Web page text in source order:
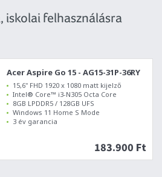
felhasználásra
Acer Aspire Go 15 - AG15-31P-36RY
15,6" FHD 1920 x 1080 matt kijelző
Intel® Core™ i3-N305 Octa Core
8GB LPDDR5 / 128GB UFS
Windows 11 Home S Mode
3 év garancia
183.900 Ft